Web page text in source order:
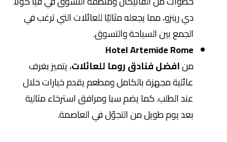
دي رينزو، مما يجعله مثاليًا للعائلات التي ترغب في
الجمع بين السياحة والتسوق.
Hotel Artemide Rome
منافضل فنادق روما للعائلات، يتميز بغرف
عائلية مجهزة بالكامل ومطعم يقدم خيارات حلال
عند الطلب. كما يضم سبا ومرافق استرخاء مثالية
بعد يوم طويل من التجوّل في العاصمة.